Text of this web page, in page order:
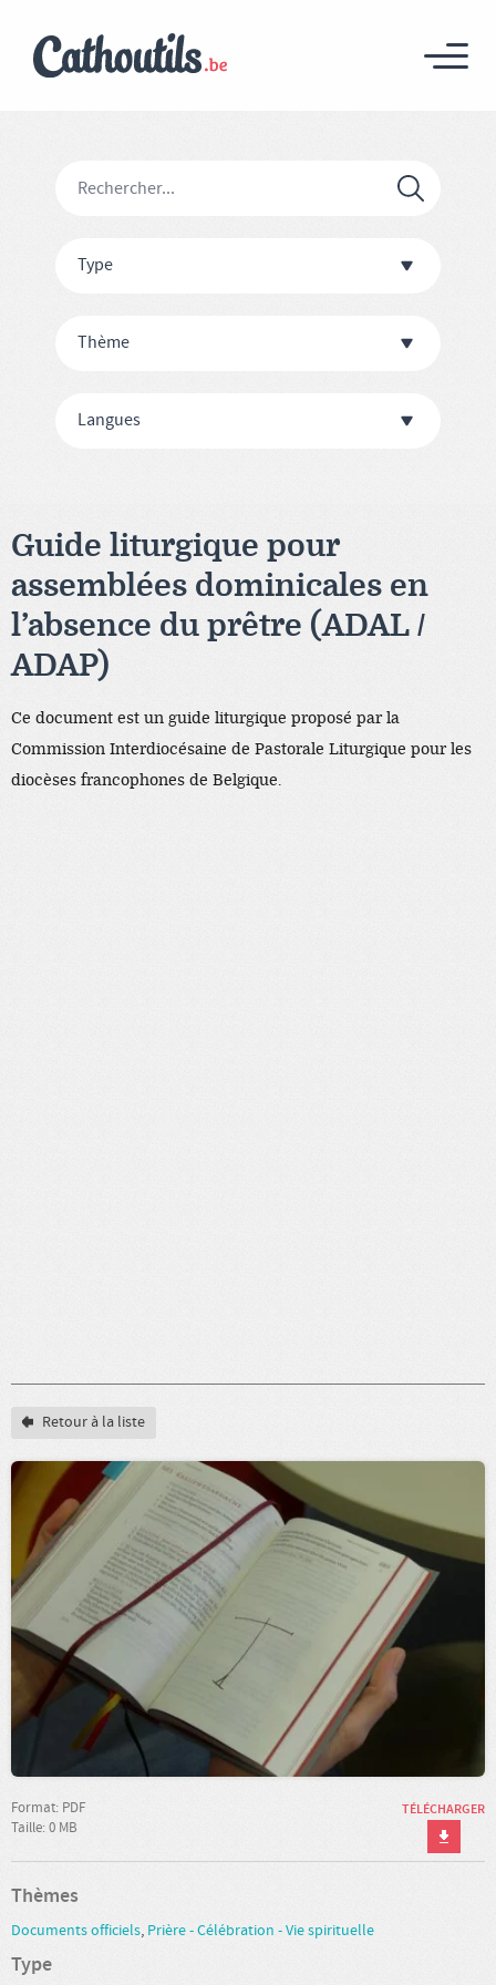
Type
Thème
Langues
Guide liturgique pour
assemblées dominicales en
l’absence du prêtre (ADAL /
ADAP)
Ce document est un guide liturgique proposé par la
Commission Interdiocésaine de Pastorale Liturgique pour les
diocèses francophones de Belgique.
Retour à la liste
TÉLÉCHARGER
Format: PDF
Taille: 0 MB
Thèmes
Documents officiels, Prière - Célébration - Vie spirituelle
Type